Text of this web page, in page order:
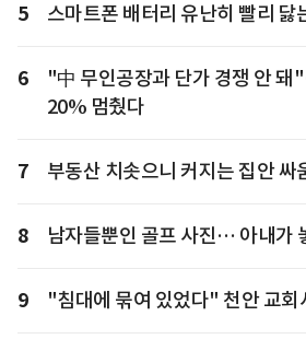
5 스마트폰 배터리 유난히 빨리 닳
6
"中 무인공장과 단가 경쟁 안
20% 멈췄다
7 부동산 치솟으니 커지는 집안 싸
8 남자들뿐인 골프 사진… 아내가
9 "침대에 묶여 있었다" 천안 교회